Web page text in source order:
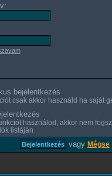
bejelentkezés
csak akkor használd ha saját
használod, akkor nem
listáján
vagy Mégse